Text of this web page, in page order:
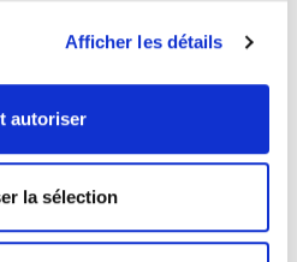
Afficher les détails
autoriser
la sélection